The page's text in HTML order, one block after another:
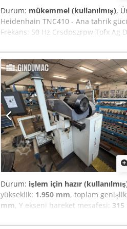
Durum: mükemmel (kullanılmış),
Heidenhain TNC410 - Ana tahrik
Frekans: 50 Hz Crsdpszrpw Tofx Ag
ekseni: 800 mm Y ekseni: 500 mm
modelden 2 adet makine
Durum: işlem için hazır
yükseklik: 1.950 mm, toplam
mm, Y ekseni hareket mesafesi:
masa yükü:200 kg, eksen sayısı:3,